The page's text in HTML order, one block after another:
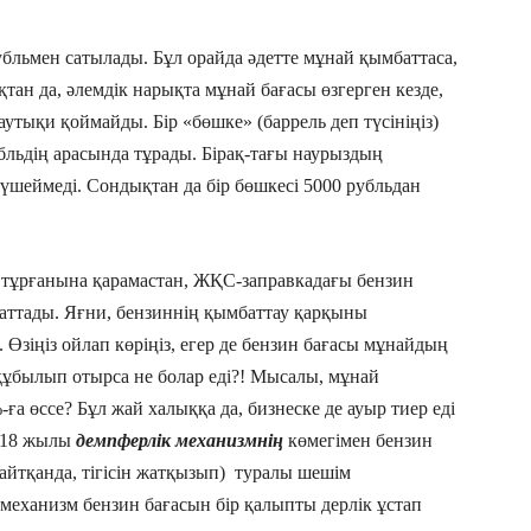
сатылады. Бұл орайда әдетте мұнай қымбаттаса,
да, әлемдік нарықта мұнай бағасы өзгерген кезде,
қоймайды. Бір «бөшке» (баррель деп түсініңіз)
арасында тұрады. Бірақ-тағы наурыздың
Сондықтан да бір бөшкесі 5000 рубльдан
қарамастан, ЖҚС-заправкадағы бензин
Яғни, бензиннің қымбаттау қарқыны
ойлап көріңіз, егер де бензин бағасы мұнайдың
отырса не болар еді?! Мысалы, мұнай
өссе? Бұл жай халыққа да, бизнеске де ауыр тиер еді
жылы демпферлік механизмнің көмегімен бензин
айтқанда, тігісін жатқызып) туралы шешім
бензин бағасын бір қалыпты дерлік ұстап